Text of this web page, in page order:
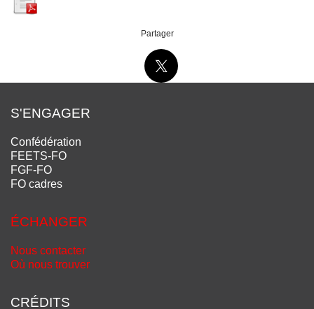
Partager
S'ENGAGER
Confédération
FEETS-FO
FGF-FO
FO cadres
ÉCHANGER
Nous contacter
Où nous trouver
CRÉDITS